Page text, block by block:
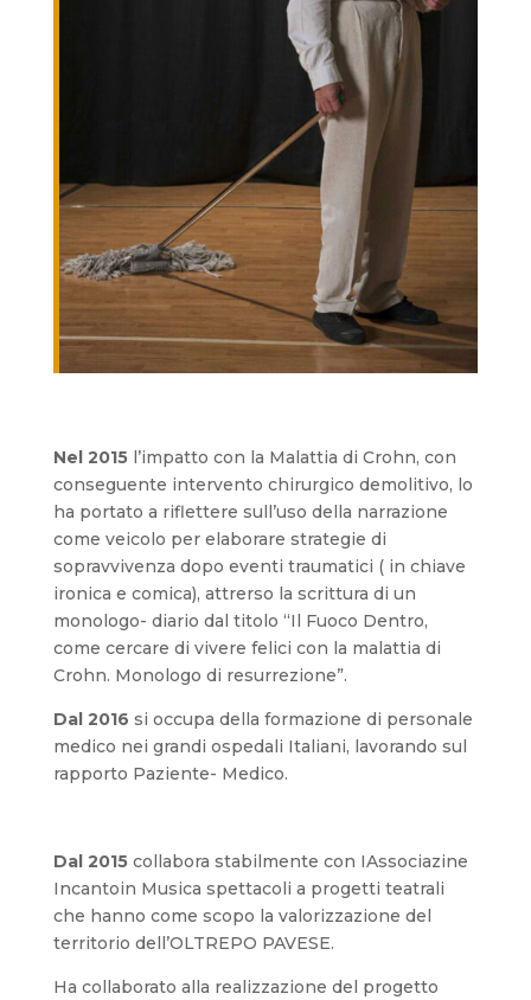
Nel 2015l’impatto con la Malattia di Crohn, con
conseguente intervento chirurgico demolitivo, lo
ha portato a riflettere sull’uso della narrazione
come veicolo per elaborare strategie di
sopravvivenza dopo eventi traumatici ( in chiave
ironica e comica), attrerso la scrittura di un
monologo- diario dal titolo “Il Fuoco Dentro,
come cercare di vivere felici con la malattia di
Crohn. Monologo di resurrezione”.
Dal 2016 si occupa della formazione di personale
medico nei grandi ospedali Italiani, lavorando sul
rapporto Paziente- Medico.
Dal 2015collabora stabilmente con IAssociazine
Incantoin Musica spettacoli a progetti teatrali
che hanno come scopo la valorizzazione del
territorio dell’OLTREPO PAVESE.
Ha collaborato alla realizzazione del progetto